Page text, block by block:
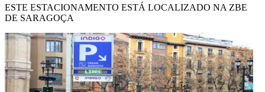
ESTE ESTACIONAMENTO ESTÁ LOCALIZADO NA ZBE
DE SARAGOÇA